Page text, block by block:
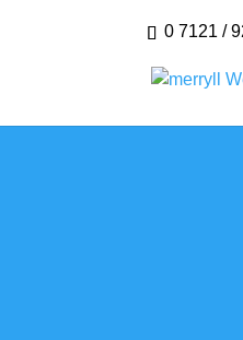
0 7121 /